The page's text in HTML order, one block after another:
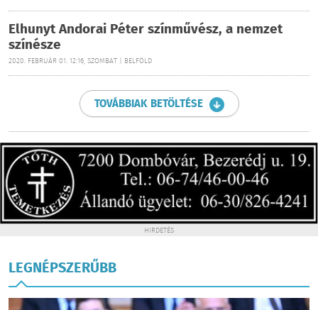
Elhunyt Andorai Péter színművész, a nemzet
színésze
2020. FEBRUÁR 01. 12:16, SZOMBAT | BELFÖLD
TOVÁBBIAK BETÖLTÉSE
HIRDETÉS
LEGNÉPSZERŰBB